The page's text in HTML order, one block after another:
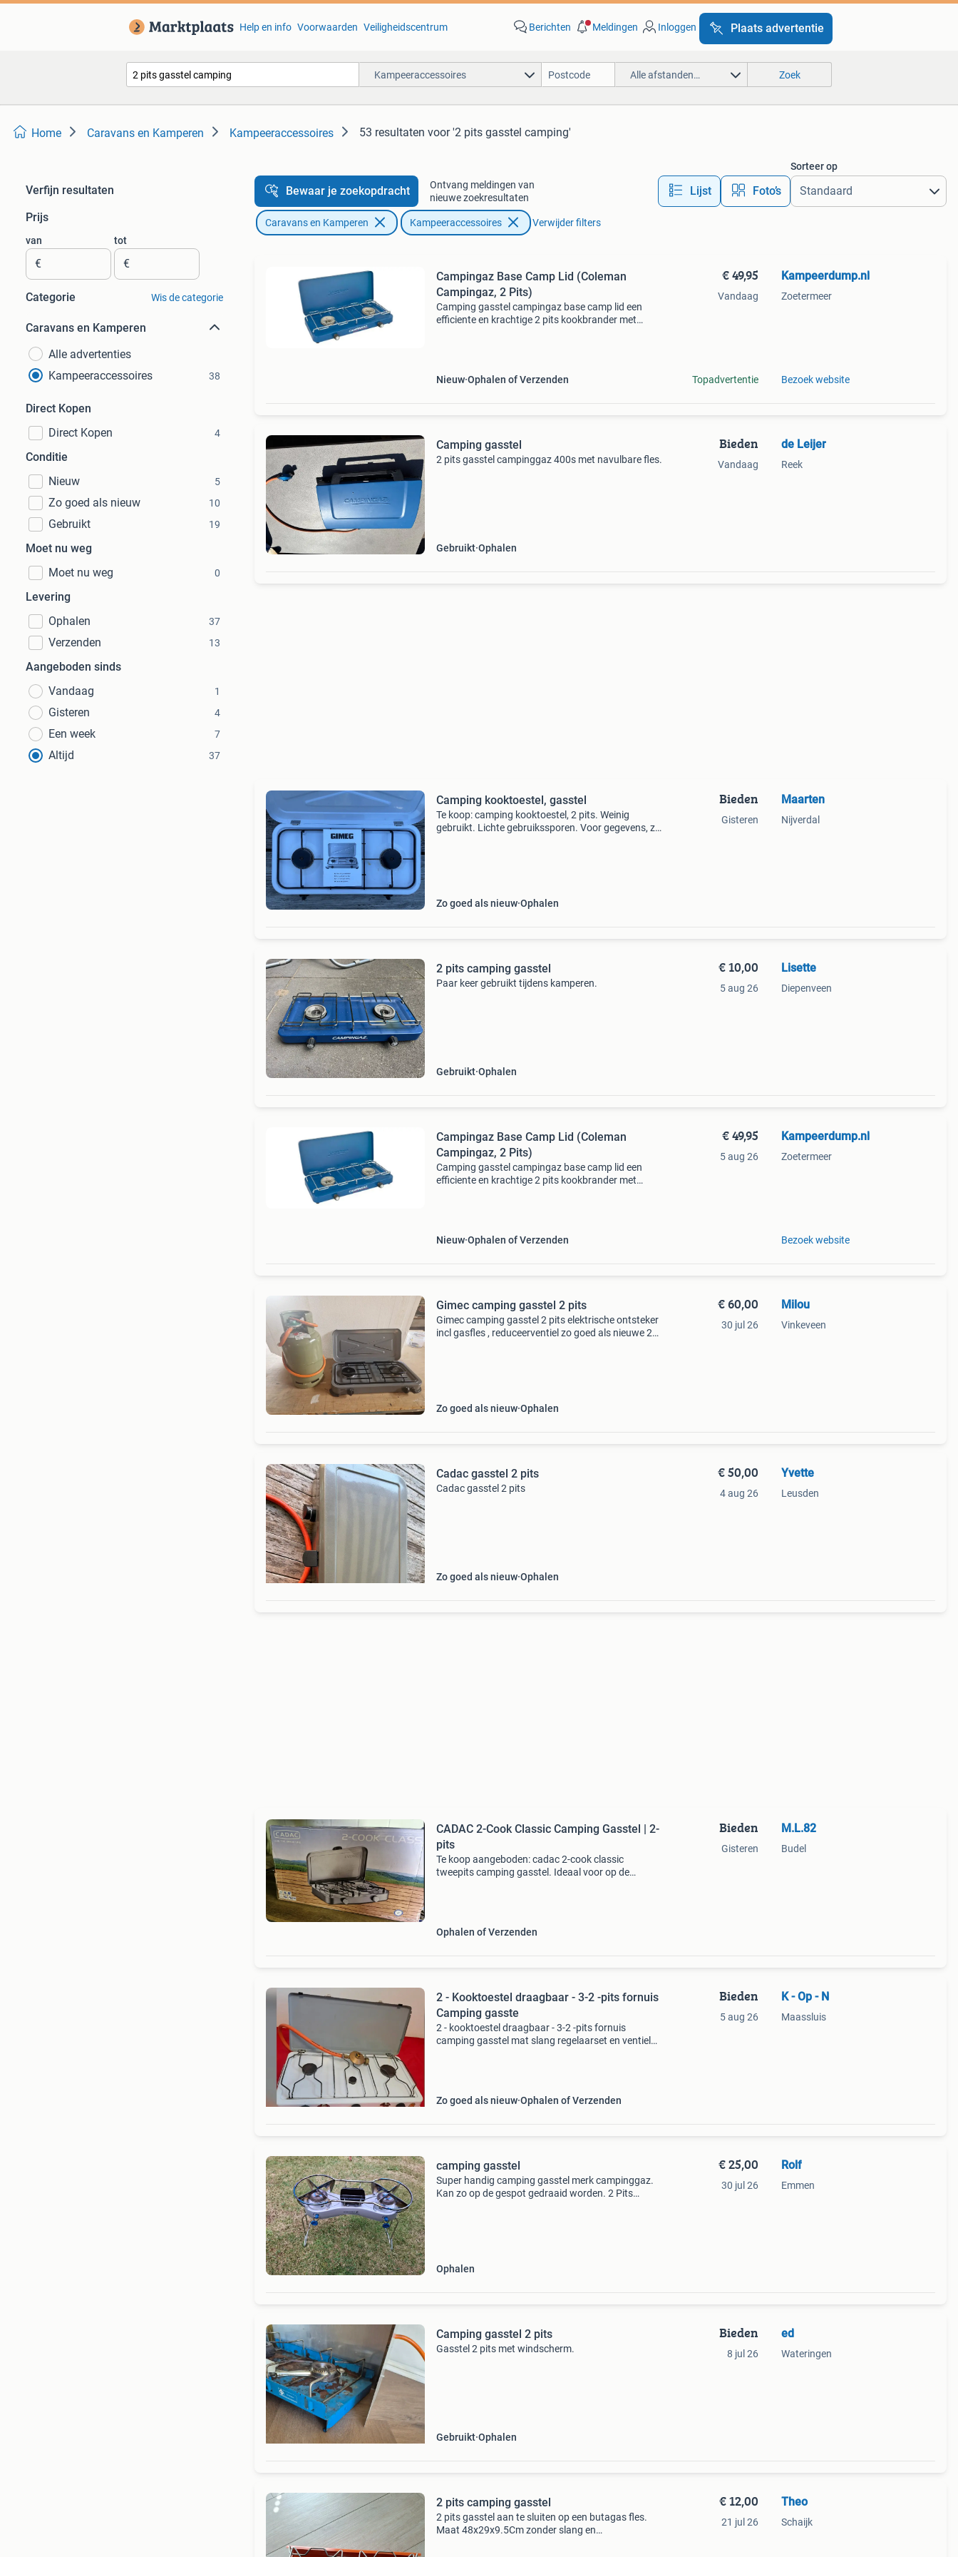
Help en info Voorwaarden Veiligheidscentrum Berichten Meldingen Inloggen Plaats advertentie
Kampeeraccessoires Alle afstanden… Zoek
Home Caravans en Kamperen Kampeeraccessoires 53 resultaten voor '2 pits gasstel camping'
Verfijn resultaten
Prijs
van
€
tot
€
Categorie Wis de categorie
Caravans en Kamperen
Alle advertenties
Kampeeraccessoires
38
Direct Kopen
Direct Kopen
4
Conditie
Nieuw
5
Zo goed als nieuw 10
Gebruikt 19
Moet nu weg
Moet nu weg
0
Levering
Ophalen
37
Verzenden 13
Aangeboden sinds
Vandaag
1
Gisteren 4
Een week 7
Altijd 37
Bewaar je zoekopdracht
Ontvang meldingen van
nieuwe zoekresultaten
Lijst Foto’s
Sorteer op
Caravans en Kamperen Kampeeraccessoires Verwijder filters
Campingaz Base Camp Lid (Coleman
Campingaz, 2 Pits)
Camping gasstel campingaz base camp lid een
efficiente en krachtige 2 pits kookbrander met
Nieuw Ophalen of Verzenden
€ 49,95
Vandaag
Topadvertentie
Kampeerdump.nl
Zoetermeer
Bezoek website
Camping gasstel
2 pits gasstel campinggaz 400s met navulbare fles.
Gebruikt Ophalen
Bieden
Vandaag
de Leijer
Reek
Camping kooktoestel, gasstel
Te koop: camping kooktoestel, 2 pits. Weinig
gebruikt. Lichte gebruikssporen. Voor gegevens, zie
Zo goed als nieuw Ophalen
Bieden
Gisteren
Maarten
Nijverdal
2 pits camping gasstel
Paar keer gebruikt tijdens kamperen.
Gebruikt Ophalen
€ 10,00
5 aug 26
Lisette
Diepenveen
Campingaz Base Camp Lid (Coleman
Campingaz, 2 Pits)
Camping gasstel campingaz base camp lid een
efficiente en krachtige 2 pits kookbrander met
Nieuw Ophalen of Verzenden
€ 49,95
5 aug 26
Kampeerdump.nl
Zoetermeer
Bezoek website
Gimec camping gasstel 2 pits
Gimec camping gasstel 2 pits elektrische ontsteker
incl gasfles , reduceerventiel zo goed als nieuwe 2x
Zo goed als nieuw Ophalen
€ 60,00
30 jul 26
Milou
Vinkeveen
Cadac gasstel 2 pits
Cadac gasstel 2 pits
Zo goed als nieuw Ophalen
€ 50,00
4 aug 26
Yvette
Leusden
CADAC 2-Cook Classic Camping Gasstel | 2-
pits
Te koop aangeboden: cadac 2-cook classic
tweepits camping gasstel. Ideaal voor op de
Ophalen of Verzenden
Bieden
Gisteren
M.L.82
Budel
2 - Kooktoestel draagbaar - 3-2 -pits fornuis
Camping gasste
2 - kooktoestel draagbaar - 3-2 -pits fornuis
camping gasstel mat slang regelaarset en ventiel
Zo goed als nieuw Ophalen of Verzenden
Bieden
5 aug 26
K - Op - N
Maassluis
camping gasstel
Super handig camping gasstel merk campinggaz.
Kan zo op de gespot gedraaid worden. 2 Pits
Ophalen
€ 25,00
30 jul 26
Rolf
Emmen
Camping gasstel 2 pits
Gasstel 2 pits met windscherm.
Gebruikt Ophalen
Bieden
8 jul 26
ed
Wateringen
2 pits camping gasstel
2 pits gasstel aan te sluiten op een butagas fles.
Maat 48x29x9.5Cm zonder slang en
€ 12,00
21 jul 26
Theo
Schaijk